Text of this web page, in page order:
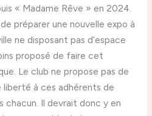
« Madame Rêve » en 2024.
préparer une nouvelle expo à
ne disposant pas d’espace
proposé de faire cet
Le club ne propose pas de
liberté à ces adhérents de
chacun. Il devrait donc y en